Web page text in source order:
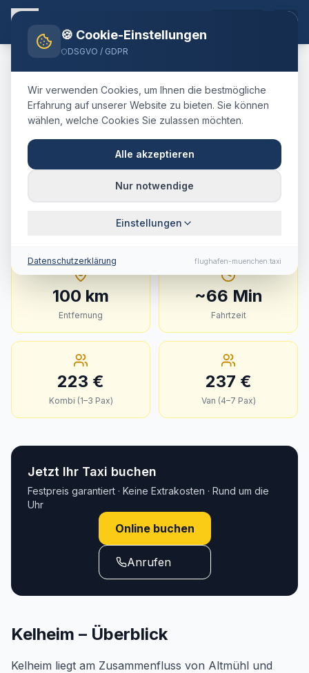
Home Blog TaxiKelheimMünchen Airport
🇩🇪 Deutschland Landkreis Kelheim
TaxiKelheim→Flughafen
München
:Festpreis,
Fahrtdauer & Tipps
100 km · ca. 66 Min. · Festpreis ab
100 km
Entfernung
~66 Min
Fahrtzeit
223 €
Kombi (1–3 Pax)
237 €
Van (4–7 Pax)
Jetzt Ihr Taxi buchen
Festpreis garantiert · Keine Extrakosten · Rund um die
Uhr
Online buchen
Anrufen
Kelheim – Überblick
Kelheim liegt am Zusammenfluss von Altmühl und
🍪 Cookie-Einstellungen
DSGVO / GDPR
Wir verwenden Cookies, um Ihnen die bestmögliche
Erfahrung auf unserer Website zu bieten. Sie können
wählen, welche Cookies Sie zulassen möchten.
Alle akzeptieren
Nur notwendige
Einstellungen
Datenschutzerklärung flughafen-muenchen.taxi